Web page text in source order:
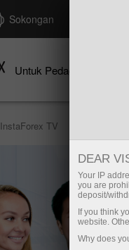
Sokongan
Untuk Pedagang
InstaForex TV
DEAR
Your IP
you are
deposit/
If you think
website.
Why does